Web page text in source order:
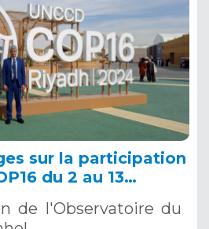
sur la participation
du 2 au 13
de l'Observatoire du